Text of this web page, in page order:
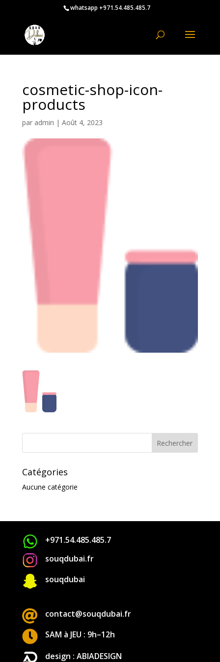
whatsapp +971.54.485.485.7
cosmetic-shop-icon-
products
par admin | Août 4, 2023
Catégories
Aucune catégorie
+971.54.485.485.7
souqdubai.fr
 souqdubai
 contact@souqdubai.fr

SAM à JEU : 9h–12h
design : ABIADESIGN